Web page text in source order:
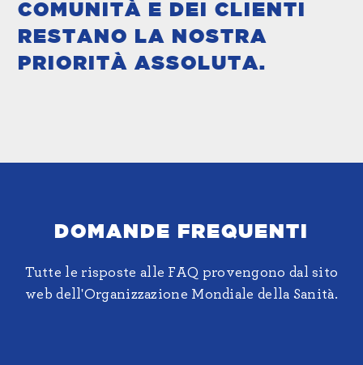
COMUNITÀ E DEI CLIENTI
RESTANO LA NOSTRA
PRIORITÀ ASSOLUTA.
DOMANDE FREQUENTI
Tutte le risposte alle FAQ provengono dal sito
web dell'Organizzazione Mondiale della Sanità.